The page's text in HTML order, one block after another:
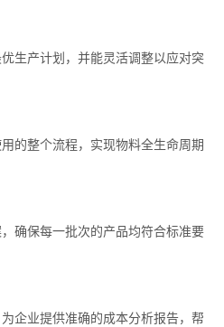
产计划，并能灵活调整以应对突
整个流程，实现物料全生命周期
保每一批次的产品均符合标准要
业提供准确的成本分析报告，帮